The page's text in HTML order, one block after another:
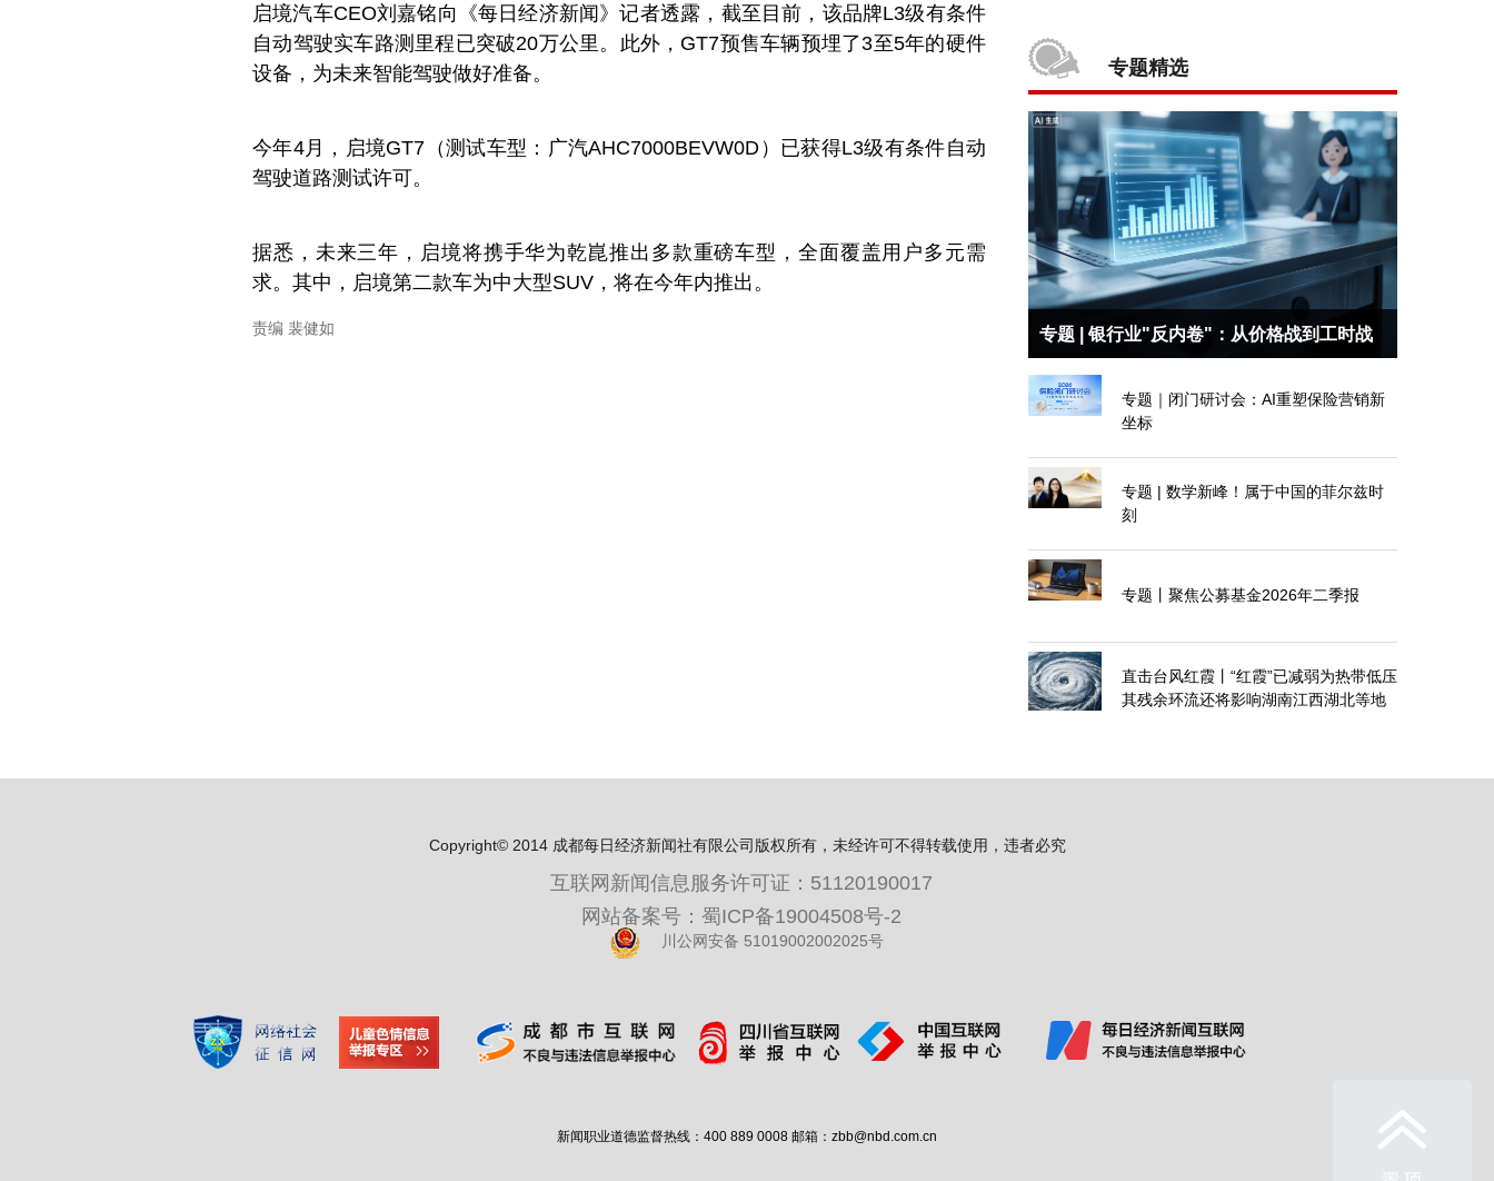
启境汽车CEO刘嘉铭向《每日经济新闻》记者透露，截至目前，该品牌L3级有条件
自动驾驶实车路测里程已突破20万公里。此外，GT7预售车辆预埋了3至5年的硬件
设备，为未来智能驾驶做好准备。
今年4月，启境GT7（测试车型：广汽AHC7000BEVW0D）已获得L3级有条件自动
驾驶道路测试许可。
据悉，未来三年，启境将携手华为乾崑推出多款重磅车型，全面覆盖用户多元需
求。其中，启境第二款车为中大型SUV，将在今年内推出。
责编 裴健如
专题精选
专题 | 银行业"反内卷"：从价格战到工时战
专题｜闭门研讨会：AI重塑保险营销新
坐标
专题 | 数学新峰！属于中国的菲尔兹时
刻
专题丨聚焦公募基金2026年二季报
直击台风红霞丨“红霞”已减弱为热带低压
其残余环流还将影响湖南江西湖北等地
Copyright© 2014 成都每日经济新闻社有限公司版权所有，未经许可不得转载使用，违者必究
互联网新闻信息服务许可证：51120190017
网站备案号：蜀ICP备19004508号-2
川公网安备 51019002002025号
新闻职业道德监督热线：400 889 0008 邮箱：zbb@nbd.com.cn